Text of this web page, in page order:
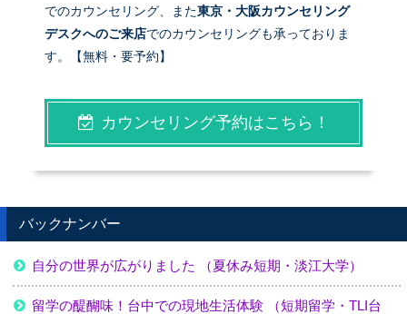
でのカウンセリング、また東京・大阪カウンセリング
デスクへのご来店でのカウンセリングも承っておりま
す。【無料・要予約】
カウンセリング予約はこちら！
バックナンバー
自分の世界が広がりました （夏休み短期・淡江大学）
留学の醍醐味！台中での現地生活体験 （短期留学・TLI台